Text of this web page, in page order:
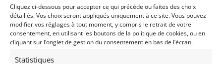
Cliquez ci-dessous pour accepter ce qui précède ou faites des choix
détaillés. Vos choix seront appliqués uniquement à ce site. Vous pouvez
modifier vos réglages à tout moment, y compris le retrait de votre
consentement, en utilisant les boutons de la politique de cookies, ou en
cliquant sur l’onglet de gestion du consentement en bas de l’écran.
Statistiques
The Speedtail sets a new standard for vehicle design
by fusing new levels of ingenuity and grace while
offering owners remarkable opportunities for
bespoke customization.